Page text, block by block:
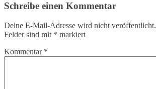
Schreibe einen Kommentar
Deine E-Mail-Adresse wird nicht veröffentlicht.
Felder sind mit * markiert
Kommentar *